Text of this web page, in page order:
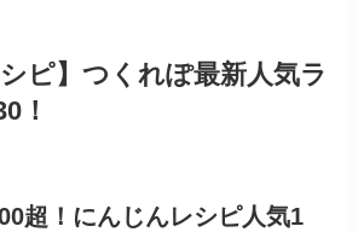
ピ】つくれぽ最新人気ラ
！
超！にんじんレシピ人気1